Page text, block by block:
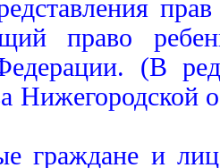
право
(В
Нижегородской
граждане и